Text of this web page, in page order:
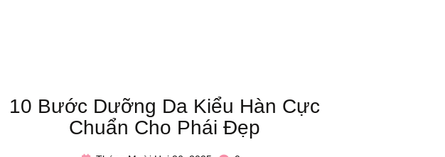
10 Bước Dưỡng Da Kiểu Hàn Cực
Chuẩn Cho Phái Đẹp